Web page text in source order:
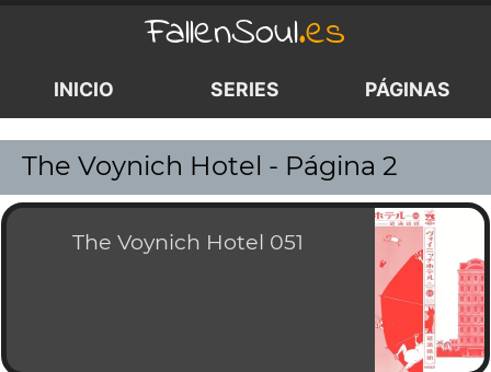
FallenSoul.es
INICIO SERIES PÁGINAS
< >
The Voynich Hotel - Página 2
The Voynich Hotel 051